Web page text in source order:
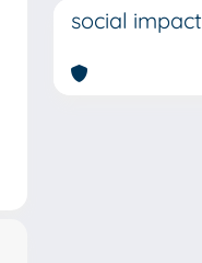
social impact